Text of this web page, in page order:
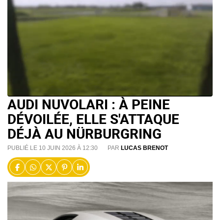
AUDI NUVOLARI : À PEINE
DÉVOILÉE, ELLE S'ATTAQUE
DÉJÀ AU NÜRBURGRING
PUBLIÉ LE 10 JUIN 2026 À 12:30 PAR LUCAS BRENOT